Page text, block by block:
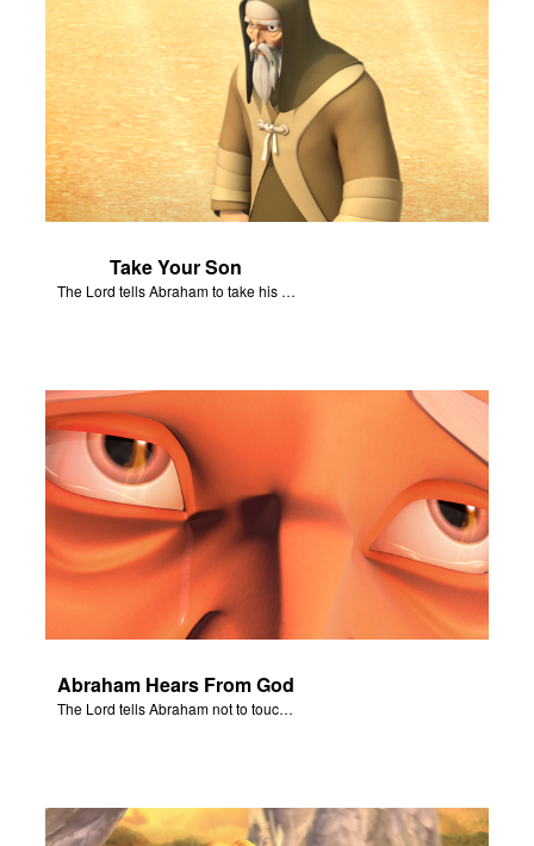
Take Your Son
The Lord tells Abraham to take his son to Moriah.
Abraham Hears From God
The Lord tells Abraham not to touch Isaac.